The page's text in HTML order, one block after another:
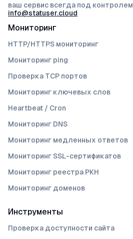
ваш сервис всегда под контролем
info@statuser.cloud
Мониторинг
HTTP/HTTPS мониторинг
Мониторинг ping
Проверка TCP портов
Мониторинг ключевых слов
Heartbeat / Cron
Мониторинг DNS
Мониторинг медленных ответов
Мониторинг SSL-сертификатов
Мониторинг реестра РКН
Мониторинг доменов
Инструменты
Проверка доступности сайта